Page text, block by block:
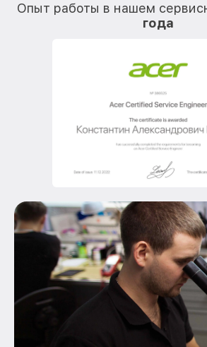
Опыт работы в нашем
года